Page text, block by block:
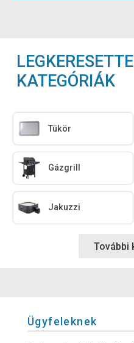
KATEGÓRIÁK
Tükör
Gázgrill
Jakuzzi
További
Ügyfeleknek